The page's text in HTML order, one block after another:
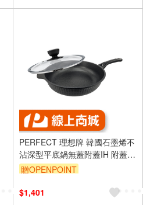
PERFECT 理想牌 韓國石墨烯不
沾深型平底鍋無蓋附蓋IH 附蓋
30cm-Leidea樂德兒
贈OPENPOINT
$1,401